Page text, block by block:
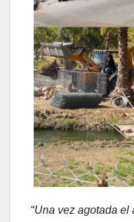
“Una vez agotada el